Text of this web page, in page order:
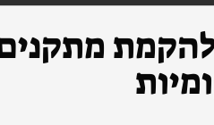
להקמת